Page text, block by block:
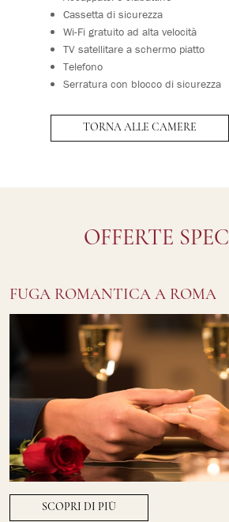
Cassetta di sicurezza
Wi-Fi gratuito ad alta velocità
TV satellitare a schermo piatto
Telefono
Serratura con blocco di sicurezza
TORNA ALLE CAMERE
OFFERTE
FUGA ROMANTICA A ROMA
SCOPRI DI PIÙ